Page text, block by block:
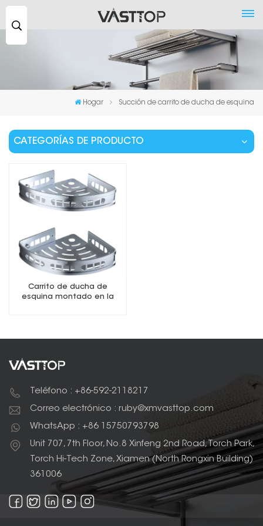
Hogar Succión de carrito de ducha de esquina
CATEGORÍAS DE PRODUCTO
Carrito de ducha de
esquina montado en la
Teléfono : +86-592-2118217
Correo electrónico : ruby@xmvasttop.com
WhatsApp : +86 15750793798
Unit 707, 7th Floor, No.8 Xinfeng 2nd Road, Torch Park,
Torch Hi-Tech Zone, Xiamen (North Rongxin Building)
361006